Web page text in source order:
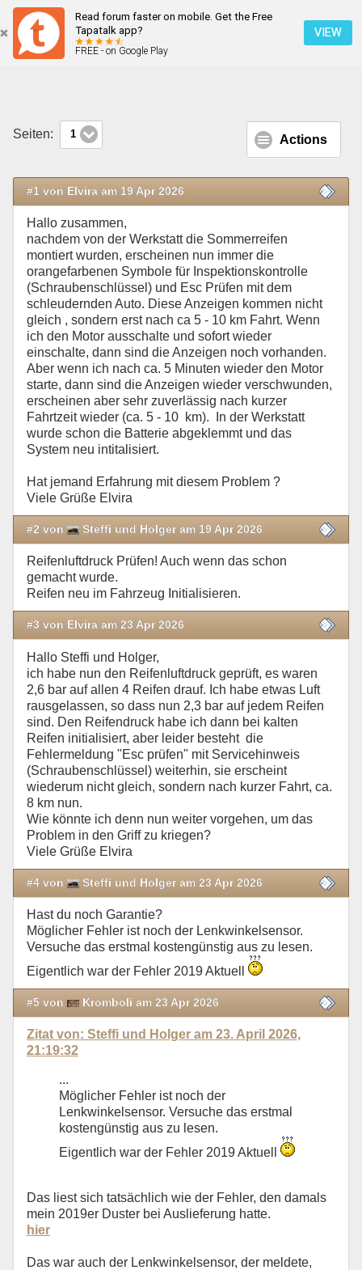
Read forum faster on mobile. Get the Free
Tapatalk app?
FREE - on Google Play
VIEW
Esc prüfen und Inspektionsanzeige erscheint nach ca. 10 km Fahrt
Seiten: 1 Actions
#1 von Elvira am 19 Apr 2026
Hallo zusammen,
nachdem von der Werkstatt die Sommerreifen
montiert wurden, erscheinen nun immer die
orangefarbenen Symbole für Inspektionskontrolle
(Schraubenschlüssel) und Esc Prüfen mit dem
schleudernden Auto. Diese Anzeigen kommen nicht
gleich , sondern erst nach ca 5 - 10 km Fahrt. Wenn
ich den Motor ausschalte und sofort wieder
einschalte, dann sind die Anzeigen noch vorhanden.
Aber wenn ich nach ca. 5 Minuten wieder den Motor
starte, dann sind die Anzeigen wieder verschwunden,
erscheinen aber sehr zuverlässig nach kurzer
Fahrtzeit wieder (ca. 5 - 10 km). In der Werkstatt
wurde schon die Batterie abgeklemmt und das
System neu intitalisiert.
Hat jemand Erfahrung mit diesem Problem ?
Viele Grüße Elvira
#2 von Steffi und Holger am 19 Apr 2026
Reifenluftdruck Prüfen! Auch wenn das schon
gemacht wurde.
Reifen neu im Fahrzeug Initialisieren.
#3 von Elvira am 23 Apr 2026
Hallo Steffi und Holger,
ich habe nun den Reifenluftdruck geprüft, es waren
2,6 bar auf allen 4 Reifen drauf. Ich habe etwas Luft
rausgelassen, so dass nun 2,3 bar auf jedem Reifen
sind. Den Reifendruck habe ich dann bei kalten
Reifen initialisiert, aber leider besteht die
Fehlermeldung "Esc prüfen" mit Servicehinweis
(Schraubenschlüssel) weiterhin, sie erscheint
wiederum nicht gleich, sondern nach kurzer Fahrt, ca.
8 km nun.
Wie könnte ich denn nun weiter vorgehen, um das
Problem in den Griff zu kriegen?
Viele Grüße Elvira
#4 von Steffi und Holger am 23 Apr 2026
Hast du noch Garantie?
Möglicher Fehler ist noch der Lenkwinkelsensor.
Versuche das erstmal kostengünstig aus zu lesen.
Eigentlich war der Fehler 2019 Aktuell
#5 von Kromboli am 23 Apr 2026
Zitat von: Steffi und Holger am 23. April 2026,
21:19:32
...
Möglicher Fehler ist noch der
Lenkwinkelsensor. Versuche das erstmal
kostengünstig aus zu lesen.
Eigentlich war der Fehler 2019 Aktuell
Das liest sich tatsächlich wie der Fehler, den damals
mein 2019er Duster bei Auslieferung hatte.
hier
Das war auch der Lenkwinkelsensor, der meldete,